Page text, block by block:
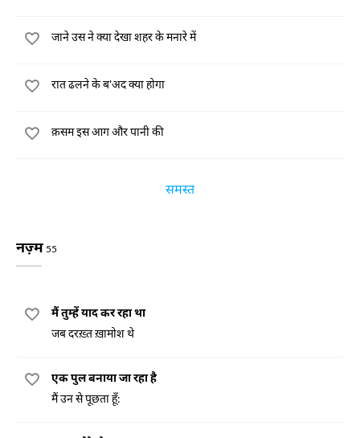
जाने उस ने क्या देखा शहर के मनारे में
रात ढलने के ब'अद क्या होगा
क़सम इस आग और पानी की
समस्त
नज़्म 55
मैं तुम्हें याद कर रहा था
जब दरख़्त ख़ामोश थे
एक पुल बनाया जा रहा है
मैं उन से पूछता हूँ: